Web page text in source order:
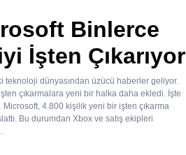
Binlerce
İşten Çıkarıyor
teknoloji dünyasından üzücü haberler geliyor.
çıkarmalara yeni bir halka daha ekledi. İşte
4.800 kişilik yeni bir işten çıkarma
Bu durumdan Xbox ve satış ekipleri